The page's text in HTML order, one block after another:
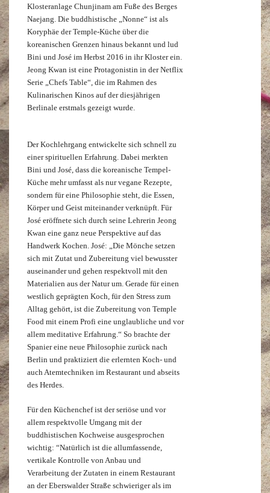
Klosteranlage Chunjinam am Fuße des Berges
Naejang. Die buddhistische „Nonne“ ist als
Koryphäe der Temple-Küche über die
koreanischen Grenzen hinaus bekannt und lud
Bini und José im Herbst 2016 in ihr Kloster ein.
Jeong Kwan ist eine Protagonistin in der Netflix
Serie „Chefs Table“, die im Rahmen des
Kulinarischen Kinos auf der diesjährigen
Berlinale erstmals gezeigt wurde.
Der Kochlehrgang entwickelte sich schnell zu
einer spirituellen Erfahrung. Dabei merkten
Bini und José, dass die koreanische Tempel-
Küche mehr umfasst als nur vegane Rezepte,
sondern für eine Philosophie steht, die Essen,
Körper und Geist miteinander verknüpft. Für
José eröffnete sich durch seine Lehrerin Jeong
Kwan eine ganz neue Perspektive auf das
Handwerk Kochen. José: „Die Mönche setzen
sich mit Zutat und Zubereitung viel bewusster
auseinander und gehen respektvoll mit den
Materialien aus der Natur um. Gerade für einen
westlich geprägten Koch, für den Stress zum
Alltag gehört, ist die Zubereitung von Temple
Food mit einem Profi eine unglaubliche und vor
allem meditative Erfahrung.“ So brachte der
Spanier eine neue Philosophie zurück nach
Berlin und praktiziert die erlernten Koch- und
auch Atemtechniken im Restaurant und abseits
des Herdes.
Für den Küchenchef ist der seriöse und vor
allem respektvolle Umgang mit der
buddhistischen Kochweise ausgesprochen
wichtig: “Natürlich ist die allumfassende,
vertikale Kontrolle von Anbau und
Verarbeitung der Zutaten in einem Restaurant
an der Eberswalder Straße schwieriger als im